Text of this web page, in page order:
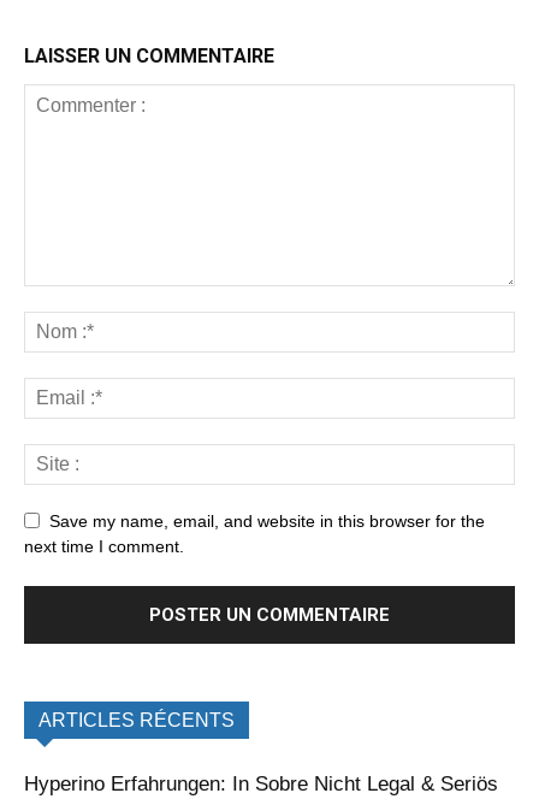
LAISSER UN COMMENTAIRE
Save my name, email, and website in this browser for the
next time I comment.
ARTICLES RÉCENTS
Hyperino Erfahrungen: In Sobre Nicht Legal & Seriös